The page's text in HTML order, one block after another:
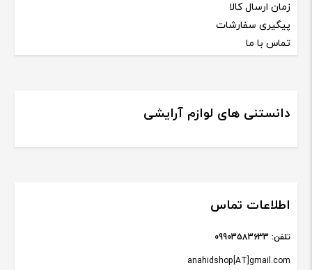
زمان ارسال کالا
پیگیری سفارشات
تماس با ما
دانستنی های لوازم آرایشی
اطلاعات تماس
anahidshop[AT]gmail.com
تلفن: 09903583633